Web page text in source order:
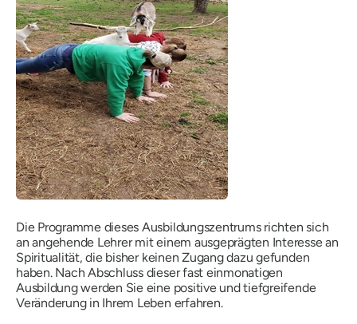
Die Programme dieses Ausbildungszentrums richten sich
an angehende Lehrer mit einem ausgeprägten Interesse an
Spiritualität, die bisher keinen Zugang dazu gefunden
haben. Nach Abschluss dieser fast einmonatigen
Ausbildung werden Sie eine positive und tiefgreifende
Veränderung in Ihrem Leben erfahren.